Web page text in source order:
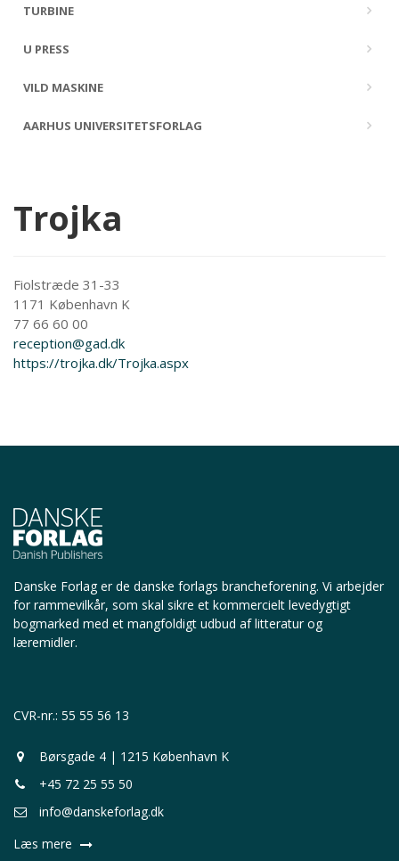
TURBINE
U PRESS
VILD MASKINE
AARHUS UNIVERSITETSFORLAG
Trojka
Fiolstræde 31-33
1171 København K
77 66 60 00
reception@gad.dk
https://trojka.dk/Trojka.aspx
Danske Forlag er de danske forlags brancheforening. Vi arbejder
for rammevilkår, som skal sikre et kommercielt levedygtigt
bogmarked med et mangfoldigt udbud af litteratur og
læremidler.
CVR-nr.: 55 55 56 13
Børsgade 4 | 1215 København K
+45 72 25 55 50
info@danskeforlag.dk
Læs mere